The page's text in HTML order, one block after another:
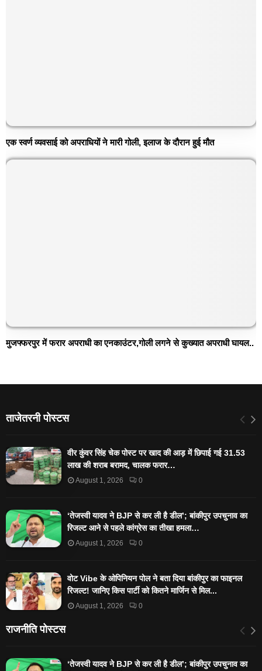
एक स्वर्ण व्यवसाई को अपराधियों ने मारी गोली, इलाज के दौरान हुई मौत
मुजफ्फरपुर में फरार अपराधी का एनकाउंटर,गोली लगने से कुख्यात अपराधी घायल..
ताजेतरनी पोस्टस
वीर कुंवर सिंह चेक पोस्ट पर खाद की आड़ में छिपाई गई 31.53
लाख की शराब बरामद, चालक फरार…
August 1, 2026 0
‘तेजस्‍वी यादव ने BJP से कर ली है डील’; बांकीपुर उपचुनाव का
रिजल्‍ट आने से पहले कांग्रेस का तीखा हमला…
August 1, 2026 0
वोट Vibe के ओपिनियन पोल ने बता दिया बांकीपुर का फाइनल
रिजल्ट! जानिए किस पार्टी को कितने मार्जिन से मिल...
August 1, 2026 0
राजनीति पोस्टस
‘तेजस्‍वी यादव ने BJP से कर ली है डील’; बांकीपुर उपचुनाव का